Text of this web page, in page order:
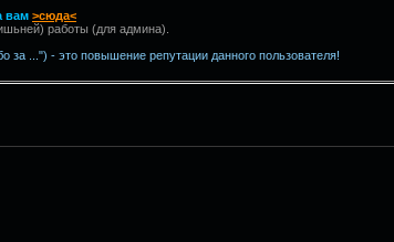
вам >сюда<
работы (для админа).
за ...") - это повышение репутации данного пользователя!